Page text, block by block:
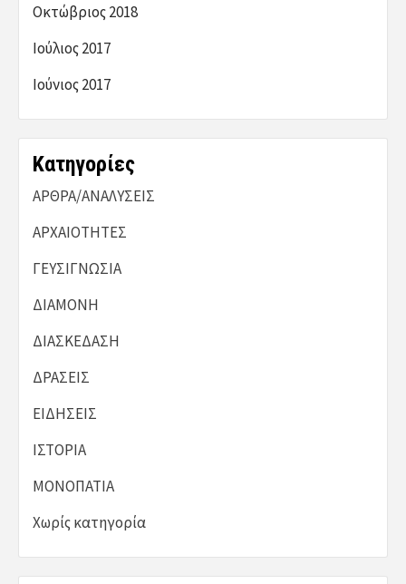
Οκτώβριος 2018
Ιούλιος 2017
Ιούνιος 2017
Kατηγορίες
ΑΡΘΡΑ/ΑΝΑΛΥΣΕΙΣ
ΑΡΧΑΙΟΤΗΤΕΣ
ΓΕΥΣΙΓΝΩΣΙΑ
ΔΙΑΜΟΝΗ
ΔΙΑΣΚΕΔΑΣΗ
ΔΡΑΣΕΙΣ
ΕΙΔΗΣΕΙΣ
ΙΣΤΟΡΙΑ
ΜΟΝΟΠΑΤΙΑ
Χωρίς κατηγορία